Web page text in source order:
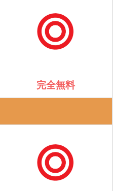
完全無料